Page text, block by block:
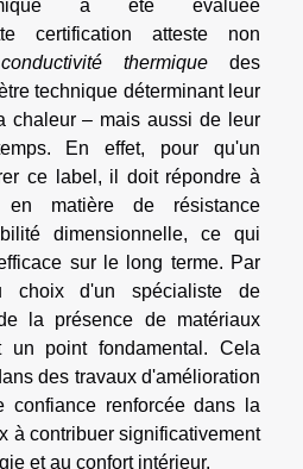
a été évaluée
certification atteste non
conductivité thermique des
technique déterminant leur
chaleur – mais aussi de leur
En effet, pour qu'un
ce label, il doit répondre à
matière de résistance
dimensionnelle, ce qui
sur le long terme. Par
choix d'un spécialiste de
la présence de matériaux
un point fondamental. Cela
des travaux d'amélioration
confiance renforcée dans la
à contribuer significativement
et au confort intérieur.